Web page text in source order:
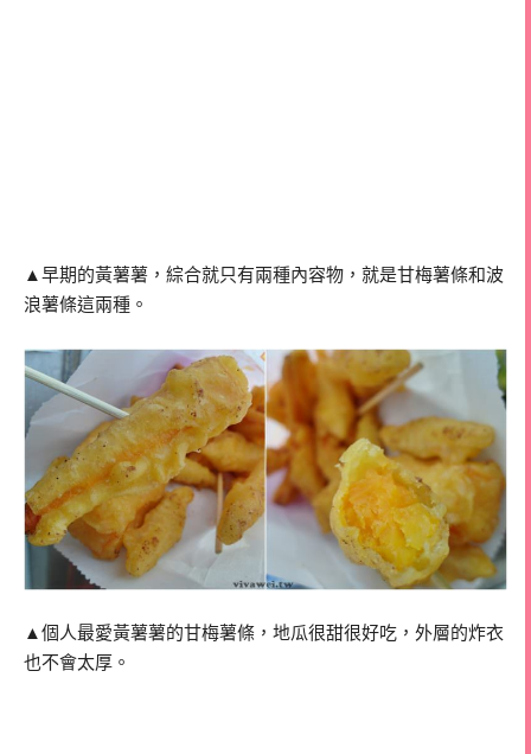
▲早期的黃薯薯，綜合就只有兩種內容物，就是甘梅薯條和波
浪薯條這兩種。
▲個人最愛黃薯薯的甘梅薯條，地瓜很甜很好吃，外層的炸衣
也不會太厚。